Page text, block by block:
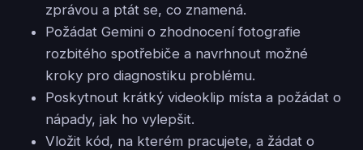
zprávou a ptát se, co znamená.
Požádat Gemini o zhodnocení fotografie
rozbitého spotřebiče a navrhnout možné
kroky pro diagnostiku problému.
Poskytnout krátký videoklip místa a požádat o
nápady, jak ho vylepšit.
Vložit kód, na kterém pracujete, a žádat o